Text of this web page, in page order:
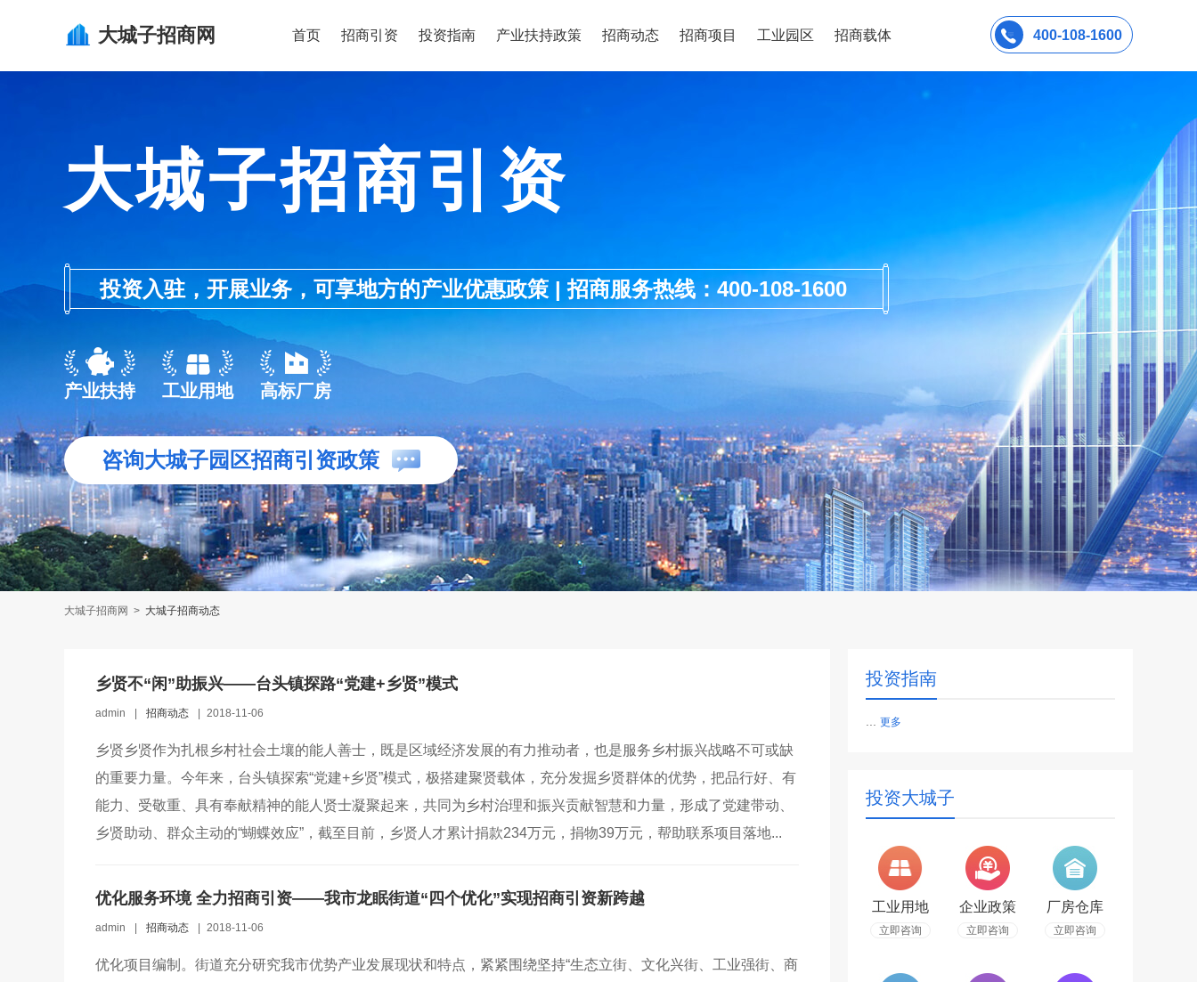
大城子招商网 首页 招商引资 投资指南 产业扶持政策 招商动态 招商项目 工业园区 招商载体 400-108-1600
大城子招商引资
投资入驻，开展业务，可享地方的产业优惠政策 | 招商服务热线：400-108-1600
产业扶持 工业用地 高标厂房
咨询大城子园区招商引资政策
大城子招商网 > 大城子招商动态
乡贤不“闲”助振兴——台头镇探路“党建+乡贤”模式
admin 招商动态 2018-11-06
乡贤乡贤作为扎根乡村社会土壤的能人善士，既是区域经济发展的有力推动者，也是服务乡村振兴战略不可或缺
的重要力量。今年来，台头镇探索“党建+乡贤”模式，极搭建聚贤载体，充分发掘乡贤群体的优势，把品行好、有
能力、受敬重、具有奉献精神的能人贤士凝聚起来，共同为乡村治理和振兴贡献智慧和力量，形成了党建带动、
乡贤助动、群众主动的“蝴蝶效应”，截至目前，乡贤人才累计捐款234万元，捐物39万元，帮助联系项目落地...
优化服务环境 全力招商引资——我市龙眠街道“四个优化”实现招商引资新跨越
admin 招商动态 2018-11-06
优化项目编制。街道充分研究我市优势产业发展现状和特点，紧紧围绕坚持“生态立街、文化兴街、工业强街、商
投资指南
更多
投资大城子
工业用地
立即咨询
企业政策
立即咨询
厂房仓库
立即咨询